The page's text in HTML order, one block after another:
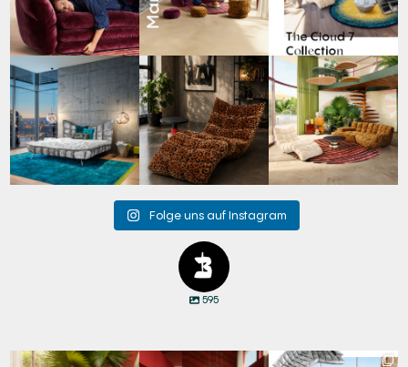
Cloud 7 – nicht nur zum
Sitzen, sondern auch
zum ...
145 3
A bold statement. A
quiet retreat.
Mit unserem...
198 4
Take a walk on the wild
side. 🐆
Anlässlich...
104 1
Folge uns auf Instagram
595